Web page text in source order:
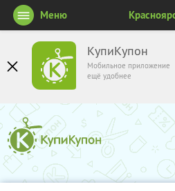
КупиКупон
Мобильное приложение
ещё удобнее
Меню